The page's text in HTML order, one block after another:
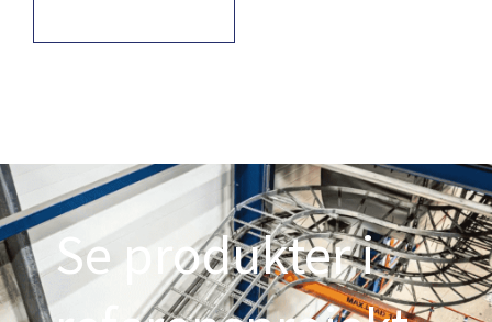
Se produkter i